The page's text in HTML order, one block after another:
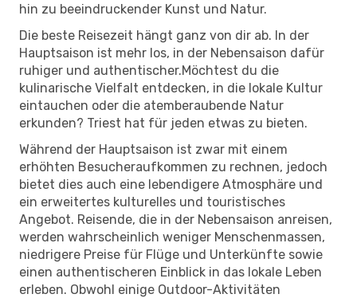
hin zu beeindruckender Kunst und Natur.
Die beste Reisezeit hängt ganz von dir ab. In der
Hauptsaison ist mehr los, in der Nebensaison dafür
ruhiger und authentischer.Möchtest du die
kulinarische Vielfalt entdecken, in die lokale Kultur
eintauchen oder die atemberaubende Natur
erkunden? Triest hat für jeden etwas zu bieten.
Während der Hauptsaison ist zwar mit einem
erhöhten Besucheraufkommen zu rechnen, jedoch
bietet dies auch eine lebendigere Atmosphäre und
ein erweitertes kulturelles und touristisches
Angebot. Reisende, die in der Nebensaison anreisen,
werden wahrscheinlich weniger Menschenmassen,
niedrigere Preise für Flüge und Unterkünfte sowie
einen authentischeren Einblick in das lokale Leben
erleben. Obwohl einige Outdoor-Aktivitäten